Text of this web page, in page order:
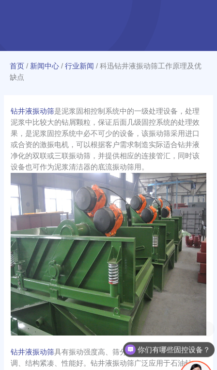
首页 / 新闻中心 / 行业新闻 / 科迅钻井液振动筛工作原理及优
缺点
钻井液振动筛是泥浆固相控制系统中的一级处理设备，处理
泥浆中比较大的钻屑颗粒，保证后面几级固控系统的处理效
果，是泥浆固控系统中必不可少的设备，该振动筛采用进口
或合资的激振电机，可以根据客户需求制造实际适合钻井液
净化的双联或三联振动筛，并提供相应的连接管汇，同时该
设备也可作为泥浆清洁器的底流振动筛用。
钻井液振动筛具有振动强度高、筛分面积大、筛箱角度可
调、结构紧凑、性能好。钻井液振动筛广泛应用于石油钻
你们有哪些固控设备？